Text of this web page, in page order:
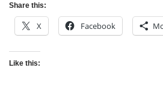
Share this:
X Facebook
Like this: